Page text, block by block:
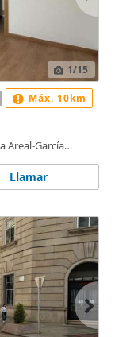
1/15
Areal-García
Llamar
Máx. 10km